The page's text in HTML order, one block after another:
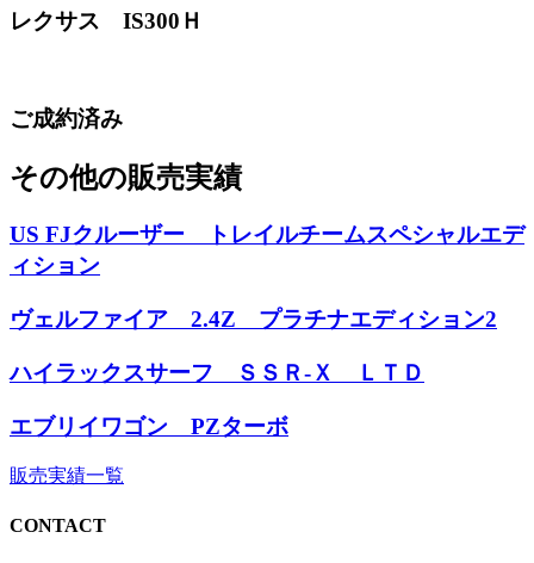
レクサス IS300Ｈ
ご成約済み
その他の販売実績
US FJクルーザー トレイルチームスペシャルエデ
ィション
ヴェルファイア 2.4Z プラチナエディション2
ハイラックスサーフ ＳＳＲ-Ｘ ＬＴＤ
エブリイワゴン PZターボ
販売実績一覧
CONTACT